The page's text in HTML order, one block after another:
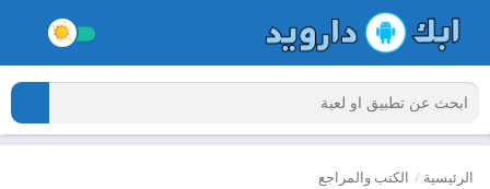
الرئيسية / الكتب والمراجع